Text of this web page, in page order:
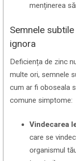
menținerea
Semnele
ignora
Deficiența de zinc
multe ori, semnele
cum ar fi oboseala
comune simptome:
Vindecarea
care se
organismul